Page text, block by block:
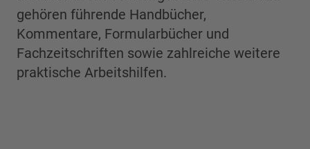
gehören führende Handbücher,
Kommentare, Formularbücher und
Fachzeitschriften sowie zahlreiche weitere
praktische Arbeitshilfen.